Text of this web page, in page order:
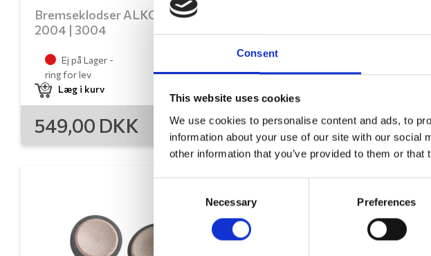
Consent
This website uses cookies
We use cookies to personalise content and ads, to
information about your use of our site with our social
other information that you’ve provided to them or
Necessary Preferences
Bremseklodser ALKO AKS
2004 | 3004
Ej på Lager -
ring for lev
Læg i kurv
549,00 DKK
ring for lev
549,00DKK